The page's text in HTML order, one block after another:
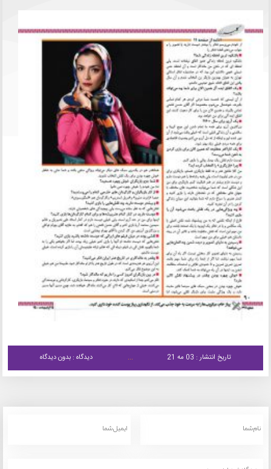
تاریخ انتشار : 03 مه 21 دیدگاه : بدون دیدگاه